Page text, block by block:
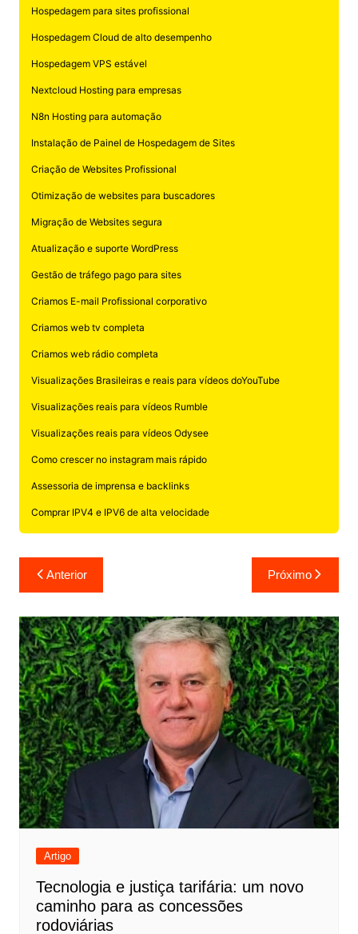
Hospedagem para sites profissional
Hospedagem Cloud de alto desempenho
Hospedagem VPS estável
Nextcloud Hosting para empresas
N8n Hosting para automação
Instalação de Painel de Hospedagem de Sites
Criação de Websites Profissional
Otimização de websites para buscadores
Migração de Websites segura
Atualização e suporte WordPress
Gestão de tráfego pago para sites
Criamos E-mail Profissional corporativo
Criamos web tv completa
Criamos web rádio completa
Visualizações Brasileiras e reais para vídeos doYouTube
Visualizações reais para vídeos Rumble
Visualizações reais para vídeos Odysee
Como crescer no instagram mais rápido
Assessoria de imprensa e backlinks
Comprar IPV4 e IPV6 de alta velocidade
Navegação
de
Post
Anterior Próximo
Artigo
Tecnologia e justiça tarifária: um novo
caminho para as concessões
rodoviárias